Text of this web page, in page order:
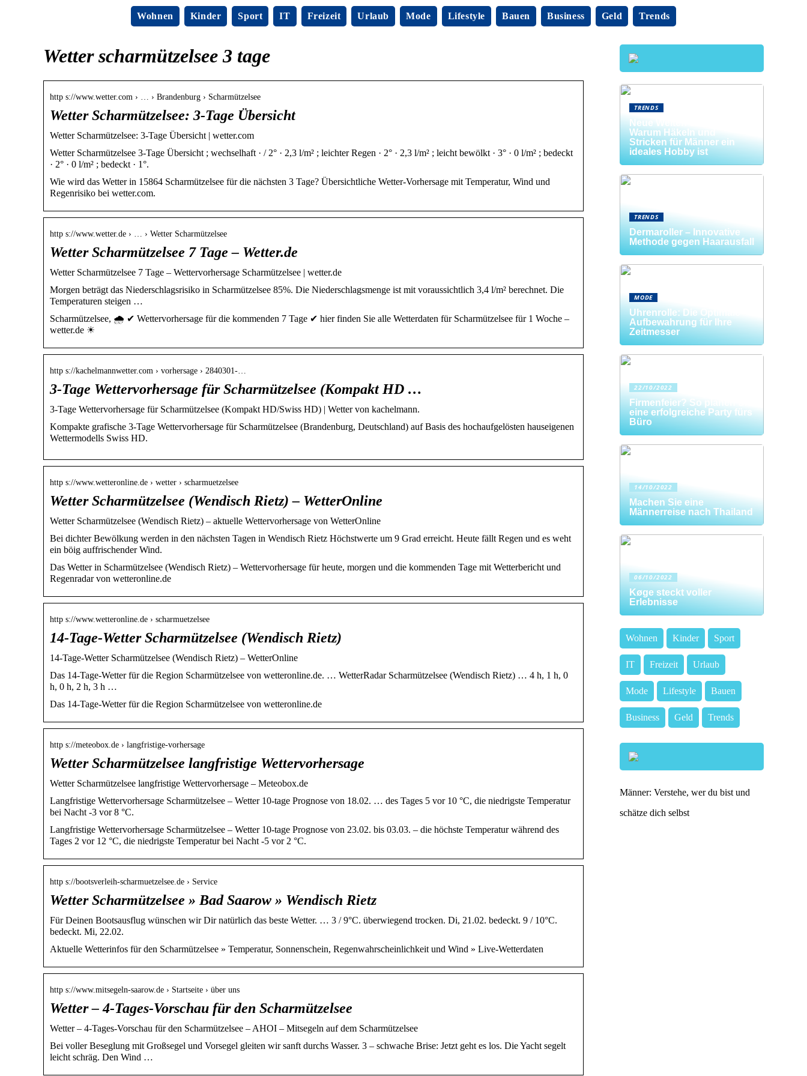
Wohnen Kinder Sport IT Freizeit Urlaub Mode Lifestyle Bauen Business Geld Trends
Wetter scharmützelsee 3 tage
http s://www.wetter.com › … › Brandenburg › Scharmützelsee
Wetter Scharmützelsee: 3-Tage Übersicht
Wetter Scharmützelsee: 3-Tage Übersicht | wetter.com
Wetter Scharmützelsee 3-Tage Übersicht ; wechselhaft · / 2° · 2,3 l/m² ; leichter Regen · 2° · 2,3 l/m² ; leicht bewölkt · 3° · 0 l/m² ; bedeckt
· 2° · 0 l/m² ; bedeckt · 1°.
Wie wird das Wetter in 15864 Scharmützelsee für die nächsten 3 Tage? Übersichtliche Wetter-Vorhersage mit Temperatur, Wind und
Regenrisiko bei wetter.com.
http s://www.wetter.de › … › Wetter Scharmützelsee
Wetter Scharmützelsee 7 Tage – Wetter.de
Wetter Scharmützelsee 7 Tage – Wettervorhersage Scharmützelsee | wetter.de
Morgen beträgt das Niederschlagsrisiko in Scharmützelsee 85%. Die Niederschlagsmenge ist mit voraussichtlich 3,4 l/m² berechnet. Die
Temperaturen steigen …
Scharmützelsee, 🌧️ ✔ Wettervorhersage für die kommenden 7 Tage ✔ hier finden Sie alle Wetterdaten für Scharmützelsee für 1 Woche –
wetter.de ☀
http s://kachelmannwetter.com › vorhersage › 2840301-…
3-Tage Wettervorhersage für Scharmützelsee (Kompakt HD …
3-Tage Wettervorhersage für Scharmützelsee (Kompakt HD/Swiss HD) | Wetter von kachelmann.
Kompakte grafische 3-Tage Wettervorhersage für Scharmützelsee (Brandenburg, Deutschland) auf Basis des hochaufgelösten hauseigenen
Wettermodells Swiss HD.
http s://www.wetteronline.de › wetter › scharmuetzelsee
Wetter Scharmützelsee (Wendisch Rietz) – WetterOnline
Wetter Scharmützelsee (Wendisch Rietz) – aktuelle Wettervorhersage von WetterOnline
Bei dichter Bewölkung werden in den nächsten Tagen in Wendisch Rietz Höchstwerte um 9 Grad erreicht. Heute fällt Regen und es weht
ein böig auffrischender Wind.
Das Wetter in Scharmützelsee (Wendisch Rietz) – Wettervorhersage für heute, morgen und die kommenden Tage mit Wetterbericht und
Regenradar von wetteronline.de
http s://www.wetteronline.de › scharmuetzelsee
14-Tage-Wetter Scharmützelsee (Wendisch Rietz)
14-Tage-Wetter Scharmützelsee (Wendisch Rietz) – WetterOnline
Das 14-Tage-Wetter für die Region Scharmützelsee von wetteronline.de. … WetterRadar Scharmützelsee (Wendisch Rietz) … 4 h, 1 h, 0
h, 0 h, 2 h, 3 h …
Das 14-Tage-Wetter für die Region Scharmützelsee von wetteronline.de
http s://meteobox.de › langfristige-vorhersage
Wetter Scharmützelsee langfristige Wettervorhersage
Wetter Scharmützelsee langfristige Wettervorhersage – Meteobox.de
Langfristige Wettervorhersage Scharmützelsee – Wetter 10-tage Prognose von 18.02. … des Tages 5 vor 10 °C, die niedrigste Temperatur
bei Nacht -3 vor 8 °C.
Langfristige Wettervorhersage Scharmützelsee – Wetter 10-tage Prognose von 23.02. bis 03.03. – die höchste Temperatur während des
Tages 2 vor 12 °C, die niedrigste Temperatur bei Nacht -5 vor 2 °C.
http s://bootsverleih-scharmuetzelsee.de › Service
Wetter Scharmützelsee » Bad Saarow » Wendisch Rietz
Für Deinen Bootsausflug wünschen wir Dir natürlich das beste Wetter. … 3 / 9°C. überwiegend trocken. Di, 21.02. bedeckt. 9 / 10°C.
bedeckt. Mi, 22.02.
Aktuelle Wetterinfos für den Scharmützelsee » Temperatur, Sonnenschein, Regenwahrscheinlichkeit und Wind » Live-Wetterdaten
http s://www.mitsegeln-saarow.de › Startseite › über uns
Wetter – 4-Tages-Vorschau für den Scharmützelsee
Wetter – 4-Tages-Vorschau für den Scharmützelsee – AHOI – Mitsegeln auf dem Scharmützelsee
Bei voller Beseglung mit Großsegel und Vorsegel gleiten wir sanft durchs Wasser. 3 – schwache Brise: Jetzt geht es los. Die Yacht segelt
leicht schräg. Den Wind …
TRENDS
Neue Welten entdecken:
Warum Häkeln und
Stricken für Männer ein
ideales Hobby ist
TRENDS
Dermaroller – Innovative
Methode gegen Haarausfall
MODE
Uhrenrolle: Die Optimale
Aufbewahrung für Ihre
Zeitmesser
22/10/2022
Firmenfeier? So planen Sie
eine erfolgreiche Party fürs
Büro
14/10/2022
Machen Sie eine
Männerreise nach Thailand
06/10/2022
Køge steckt voller
Erlebnisse
Wohnen Kinder Sport
IT Freizeit Urlaub
Mode Lifestyle Bauen
Business Geld Trends
Männer: Verstehe, wer du bist und
schätze dich selbst